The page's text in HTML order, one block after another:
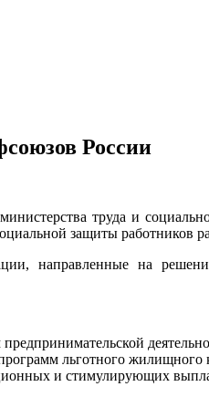
России
труда и
защиты работников
направленные на
льготного
и стимулирующих